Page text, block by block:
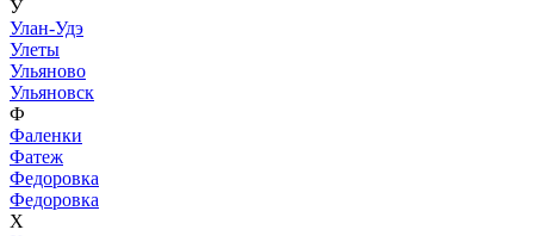
У
Улан-Удэ
Улеты
Ульяново
Ульяновск
Ф
Фаленки
Фатеж
Федоровка
Федоровка
Х